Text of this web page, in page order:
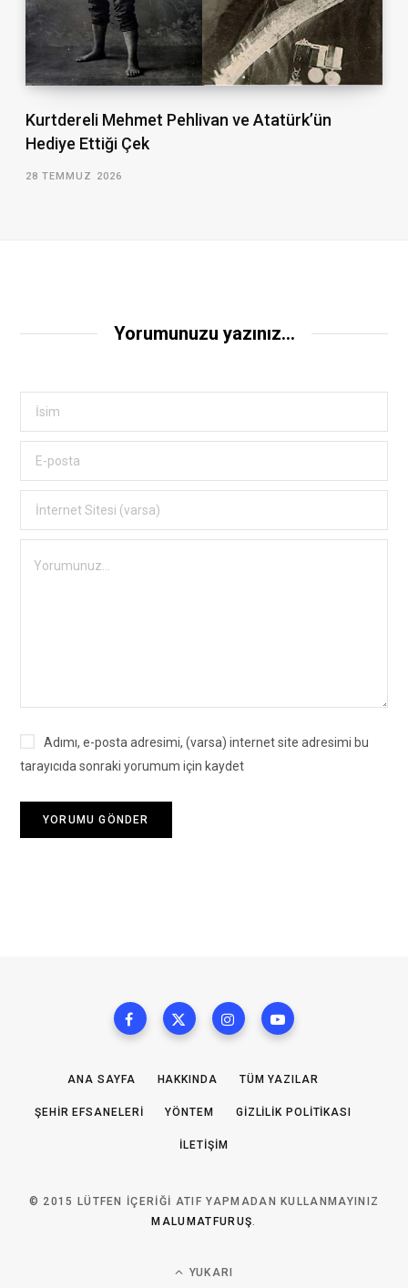
Kurtdereli Mehmet Pehlivan ve Atatürk’ün
Hediye Ettiği Çek
28 TEMMUZ 2026
Yorumunuzu yazınız...
Adımı, e-posta adresimi, (varsa) internet site adresimi bu
tarayıcıda sonraki yorumum için kaydet
ANA SAYFA HAKKINDA TÜM YAZILAR
ŞEHIR EFSANELERI YÖNTEM GIZLILIK POLITIKASI
İLETIŞIM
© 2015 LÜTFEN IÇERIĞI ATIF YAPMADAN KULLANMAYINIZ
MALUMATFURUŞ
YUKARI